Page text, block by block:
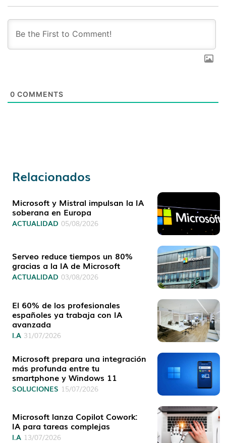
0 COMMENTS
Relacionados
Microsoft y Mistral impulsan la IA
soberana en Europa
ACTUALIDAD 05/08/2026
Serveo reduce tiempos un 80%
gracias a la IA de Microsoft
ACTUALIDAD 03/08/2026
El 60% de los profesionales
españoles ya trabaja con IA
avanzada
I.A 31/07/2026
Microsoft prepara una integración
más profunda entre tu
smartphone y Windows 11
SOLUCIONES 15/07/2026
Microsoft lanza Copilot Cowork:
IA para tareas complejas
I.A 13/07/2026